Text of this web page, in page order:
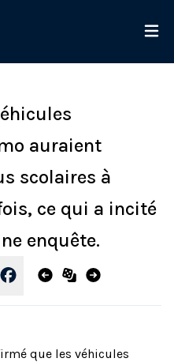
auraient
scolaires à
ce qui a incité
enquête.
que les véhicules